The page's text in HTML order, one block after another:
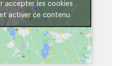
accepter les cookies
activer ce contenu